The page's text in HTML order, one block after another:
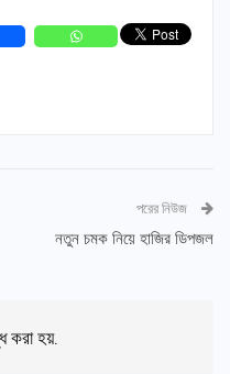
পরের নিউজ
নতুন চমক নিয়ে হাজির ডিপজল
করা হয়.